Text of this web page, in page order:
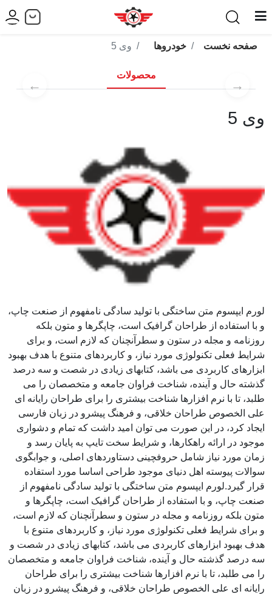
صفحه نخست خودروها وی 5
محصولات
→
←
وی 5
لورم ایپسوم متن ساختگی با تولید سادگی نامفهوم از صنعت چاپ،
و با استفاده از طراحان گرافیک است، چاپگرها و متون بلکه
روزنامه و مجله در ستون و سطرآنچنان که لازم است، و برای
شرایط فعلی تکنولوژی مورد نیاز، و کاربردهای متنوع با هدف بهبود
ابزارهای کاربردی می باشد، کتابهای زیادی در شصت و سه درصد
گذشته حال و آینده، شناخت فراوان جامعه و متخصصان را می
طلبد، تا با نرم افزارها شناخت بیشتری را برای طراحان رایانه ای
علی الخصوص طراحان خلاقی، و فرهنگ پیشرو در زبان فارسی
ایجاد کرد، در این صورت می توان امید داشت که تمام و دشواری
موجود در ارائه راهکارها، و شرایط سخت تایپ به پایان رسد و
زمان مورد نیاز شامل حروفچینی دستاوردهای اصلی، و جوابگوی
سوالات پیوسته اهل دنیای موجود طراحی اساسا مورد استفاده
قرار گیرد.لورم ایپسوم متن ساختگی با تولید سادگی نامفهوم از
صنعت چاپ، و با استفاده از طراحان گرافیک است، چاپگرها و
متون بلکه روزنامه و مجله در ستون و سطرآنچنان که لازم است،
و برای شرایط فعلی تکنولوژی مورد نیاز، و کاربردهای متنوع با
هدف بهبود ابزارهای کاربردی می باشد، کتابهای زیادی در شصت و
سه درصد گذشته حال و آینده، شناخت فراوان جامعه و متخصصان
را می طلبد، تا با نرم افزارها شناخت بیشتری را برای طراحان
رایانه ای علی الخصوص طراحان خلاقی، و فرهنگ پیشرو در زبان